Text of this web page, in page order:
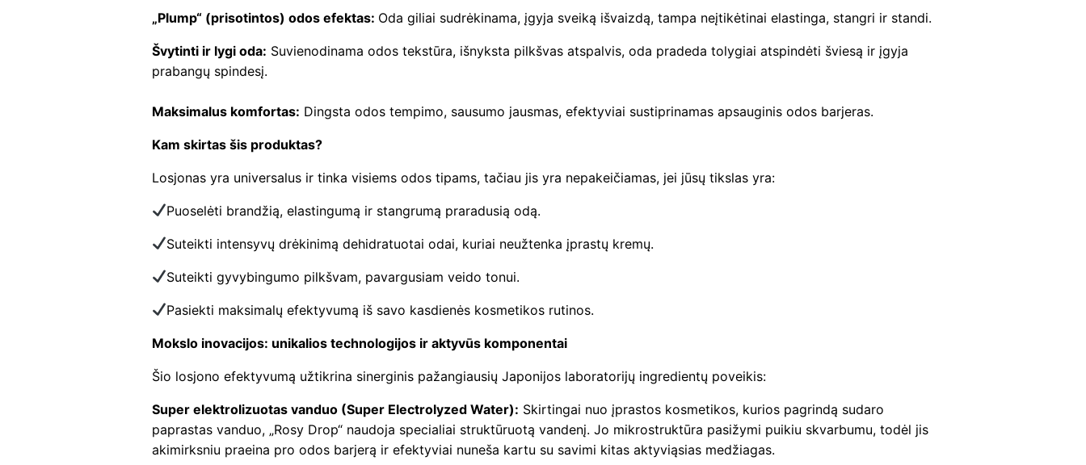
D
r
B
s
r
t
i
n
–
p
r
„Plump“ (prisotintos) odos efektas: Oda giliai sudrėkinama, įgyja sveiką išvaizdą, tampa neįtikėtinai elastinga, stangri ir standi.
Švytinti ir lygi oda: Suvienodinama odos tekstūra, išnyksta pilkšvas atspalvis, oda pradeda tolygiai atspindėti šviesą ir įgyja
prabangų spindesį.
Maksimalus komfortas: Dingsta odos tempimo, sausumo jausmas, efektyviai sustiprinamas apsauginis odos barjeras.
Kam skirtas šis produktas?
Losjonas yra universalus ir tinka visiems odos tipams, tačiau jis yra nepakeičiamas, jei jūsų tikslas yra:
Puoselėti brandžią, elastingumą ir stangrumą praradusią odą.
Suteikti intensyvų drėkinimą dehidratuotai odai, kuriai neužtenka įprastų kremų.
Suteikti gyvybingumo pilkšvam, pavargusiam veido tonui.
Pasiekti maksimalų efektyvumą iš savo kasdienės kosmetikos rutinos.
Mokslo inovacijos: unikalios technologijos ir aktyvūs komponentai
Šio losjono efektyvumą užtikrina sinerginis pažangiausių Japonijos laboratorijų ingredientų poveikis:
Super elektrolizuotas vanduo (Super Electrolyzed Water): Skirtingai nuo įprastos kosmetikos, kurios pagrindą sudaro
paprastas vanduo, „Rosy Drop“ naudoja specialiai struktūruotą vandenį. Jo mikrostruktūra pasižymi puikiu skvarbumu, todėl jis
akimirksniu praeina pro odos barjerą ir efektyviai nuneša kartu su savimi kitas aktyviąsias medžiagas.